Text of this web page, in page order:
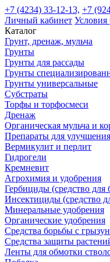
+7 (4234) 33-12-13, +7
Личный кабинет Условия
Каталог
Грунт, дренаж, мульча
Грунты
Грунты для рассады
Грунты
Грунты универсальные
Субстраты
Торфы и торфосмеси
Дренаж
Органическая мульча и
Препараты для
Вермикулит и перлит
Гидрогели
Кремневит
Агрохимия и удобрения
Гербициды (средство
Инсектициды (средство
Минеральные удобрения
Органические удобрения
Средства борьбы с
Средства защиты
Ленты для обмотки